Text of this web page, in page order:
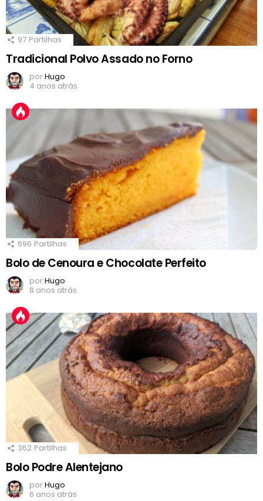
97 Partilhas
Tradicional Polvo Assado no Forno
porHugo
4 anos atrás
696 Partilhas
Bolo de Cenoura e Chocolate Perfeito
porHugo
8 anos atrás
362 Partilhas
Bolo Podre Alentejano
porHugo
6 anos atrás